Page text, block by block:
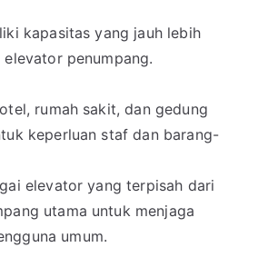
kapasitas yang jauh lebih
penumpang.
rumah sakit, dan gedung
keperluan staf dan barang-
elevator yang terpisah dari
utama untuk menjaga
umum.